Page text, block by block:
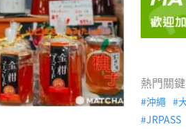
熱門關
沖繩
JRPASS